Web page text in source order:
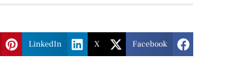
Facebook
X
LinkedIn